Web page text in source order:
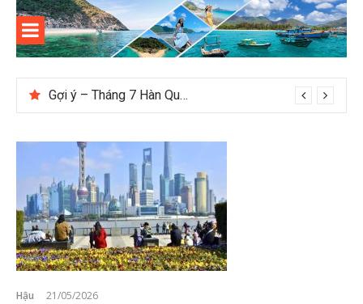
Skip
content
Kinh
nghiệm
du lịch
Côn Đảo
Thông tin và kinh nghiệm khi du lịch Côn Đảo
Gợi ý – Tháng 7 Hàn Quốc nên đi đâu, mặc gì đẹp?
Hậu 21/05/2026